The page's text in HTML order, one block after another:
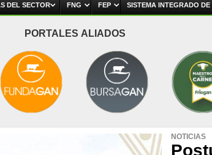
DEL SECTOR FNG FEP SISTEMA INTEGRADO DE
PORTALES ALIADOS
NOTICIAS